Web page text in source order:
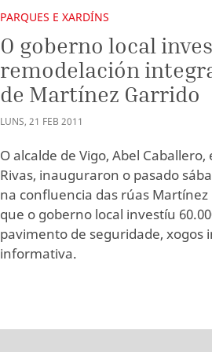
PARQUES E XARDÍNS
O goberno local
remodelación
de Martínez Garrido
LUNS,21 FEB 2011
O alcalde de Vigo, Abel
Rivas, inauguraron o pasado
na confluencia das rúas
que o goberno local investíu
pavimento de seguridade, xogos
informativa.